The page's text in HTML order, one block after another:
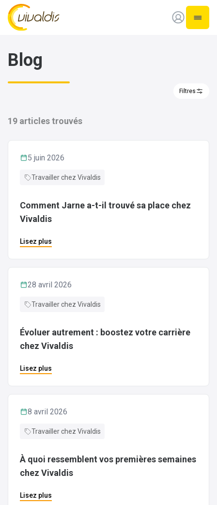
Vivaldis Interim
Ouvrir
Blog
Filtres
19 articles trouvés
5 juin 2026
Travailler chez Vivaldis
Comment Jarne a-t-il trouvé sa place chez
Vivaldis
Lisez plus
28 avril 2026
Travailler chez Vivaldis
Évoluer autrement : boostez votre carrière
chez Vivaldis
Lisez plus
8 avril 2026
Travailler chez Vivaldis
À quoi ressemblent vos premières semaines
chez Vivaldis
Lisez plus